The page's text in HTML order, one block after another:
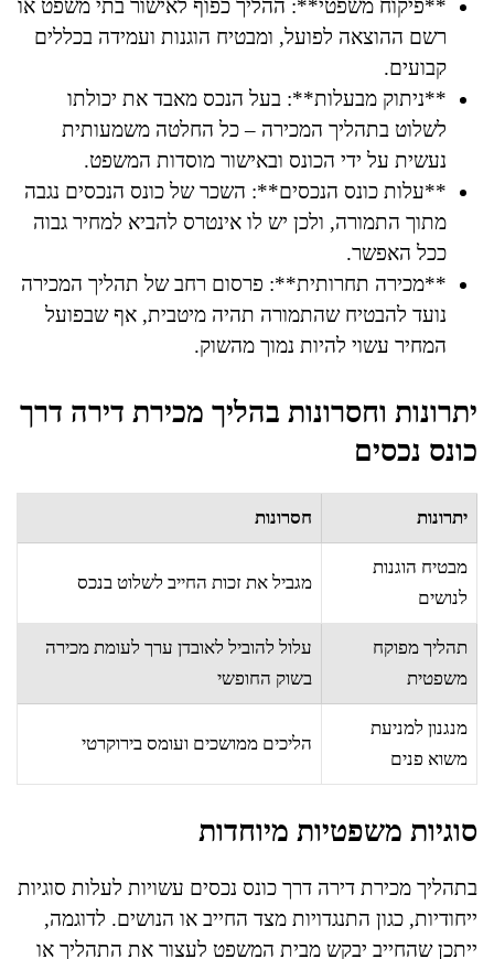
**פיקוח משפטי**: ההליך כפוף לאישור בתי משפט או
רשם ההוצאה לפועל, ומבטיח הוגנות ועמידה בכללים
קבועים.
**ניתוק מבעלות**: בעל הנכס מאבד את יכולתו
לשלוט בתהליך המכירה – כל החלטה משמעותית
נעשית על ידי הכונס ובאישור מוסדות המשפט.
**עלות כונס הנכסים**: השכר של כונס הנכסים נגבה
מתוך התמורה, ולכן יש לו אינטרס להביא למחיר גבוה
ככל האפשר.
**מכירה תחרותית**: פרסום רחב של תהליך המכירה
נועד להבטיח שהתמורה תהיה מיטבית, אף שבפועל
המחיר עשוי להיות נמוך מהשוק.
יתרונות וחסרונות בהליך מכירת דירה דרך
כונס נכסים
יתרונות חסרונות
מבטיח הוגנות
לנושים
מגביל את זכות החייב לשלוט בנכס
תהליך מפוקח
משפטית
עלול להוביל לאובדן ערך לעומת מכירה
בשוק החופשי
מנגנון למניעת
משוא פנים
הליכים ממושכים ועומס בירוקרטי
סוגיות משפטיות מיוחדות
בתהליך מכירת דירה דרך כונס נכסים עשויות לעלות סוגיות
ייחודיות, כגון התנגדויות מצד החייב או הנושים. לדוגמה,
ייתכן שהחייב יבקש מבית המשפט לעצור את התהליך או